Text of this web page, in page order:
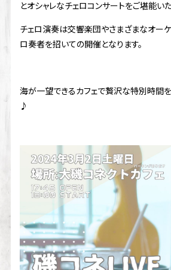
とオシャレなチェロコンサートをご堪能い
チェロ演奏は交響楽団やさまざまなオー
ロ奏者を招いての開催となります。
海が一望できるカフェで贅沢な特別時間
♪